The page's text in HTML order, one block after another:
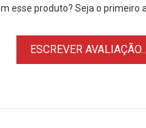
esse produto? Seja o primeiro
ESCREVER AVALIAÇÃO...